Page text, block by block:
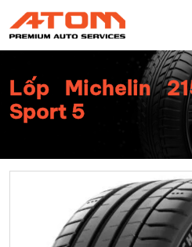
Lốp Michelin
Sport 5